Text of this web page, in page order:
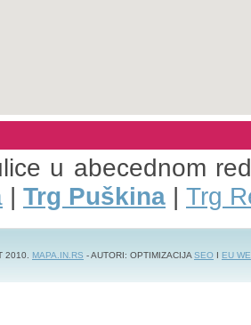
u abecednom
| Trg Puškina | Trg
2010. MAPA.IN.RS - AUTORI: OPTIMIZACIJASEO I EU